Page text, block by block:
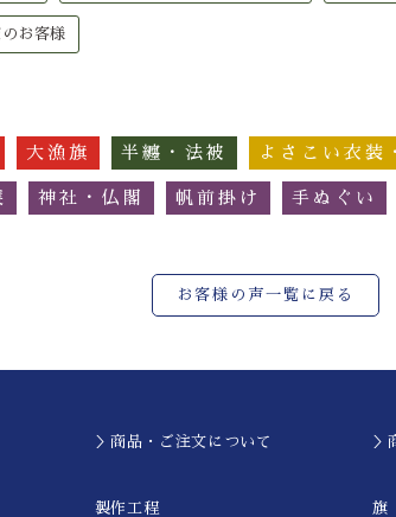
お客様
大漁旗 半纏・法被 よさこい衣装
神社・仏閣 帆前掛け 手ぬぐい
お客様の声一覧に戻る
＞商品・ご注文について
製作工程
＞
旗